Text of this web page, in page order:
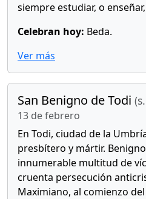
siempre estudiar, o
Celebran hoy: Beda.
Ver más
San Benigno de Todi
13 de febrero
En Todi, ciudad de la
presbítero y mártir.
innumerable multitud de
cruenta persecución
Maximiano, al comienzo